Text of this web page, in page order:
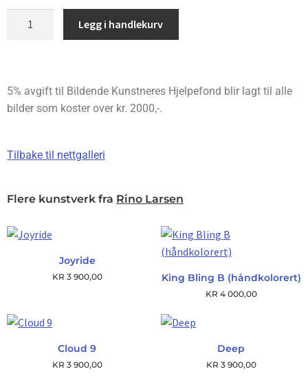
Legg i handlekurv
5% avgift til Bildende Kunstneres Hjelpefond blir lagt til alle
bilder som koster over kr. 2000,-.
Tilbake til nettgalleri
Flere kunstverk fra Rino Larsen
Joyride
KR 3 900,00 King Bling B (håndkolorert)
KR 4 000,00
Cloud 9
KR 3 900,00
Deep
KR 3 900,00